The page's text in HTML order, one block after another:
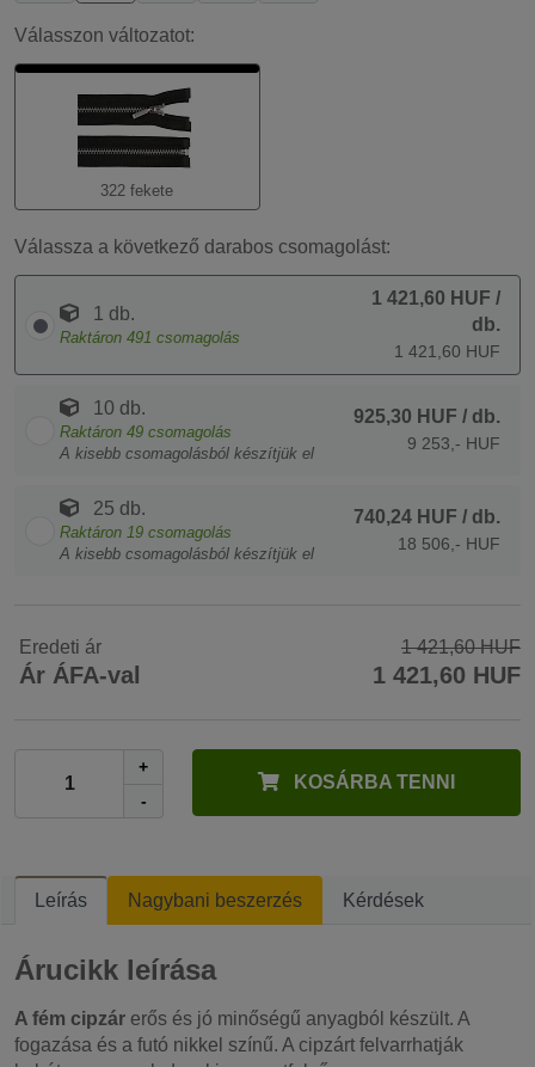
Válasszon változatot:
322 fekete
Válassza a következő darabos csomagolást:
1 db.
Raktáron 491 csomagolás
1 421,60 HUF /
db.
1 421,60 HUF
10 db.
Raktáron 49 csomagolás
A kisebb csomagolásból készítjük el
925,30 HUF / db.
9 253,- HUF
25 db.
Raktáron 19 csomagolás
A kisebb csomagolásból készítjük el
740,24 HUF / db.
18 506,- HUF
Eredeti ár 1 421,60 HUF
Ár ÁFA-val 1 421,60 HUF
+
-
KOSÁRBA TENNI
Leírás Nagybani beszerzés Kérdések
Árucikk leírása
A fém cipzár erős és jó minőségű anyagból készült. A
fogazása és a futó nikkel színű. A cipzárt felvarrhatják